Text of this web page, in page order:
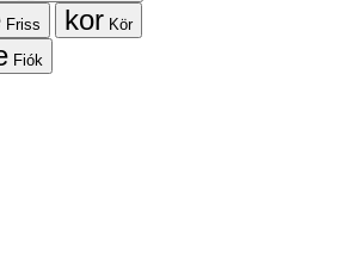
Friss
Kör
Fiók